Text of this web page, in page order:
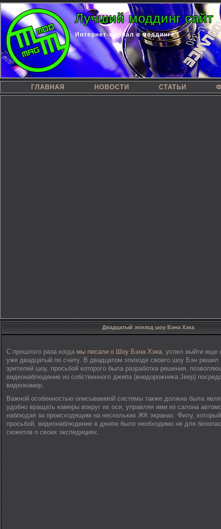
Лучший моддинг сайт
Интернет-журнал о моддинге
ГЛАВНАЯ НОВОСТИ СТАТЬИ
Двадцатый эпизод шоу Бэна Хэка
С прошлого раза когда мы писали о Шоу Бэна Хэка, успел выйти еще
уже двадцатый по счету. В двадцатом эпизоде своего шоу Бэн решил
зрителей шоу, просьбой которого была разработка решения,
видеонаблюдение из собственного джипа (внедорожника Jeep)
видеокамер.
Важной особенностью описываемой системы также должна была
удобно вращать камеры вокруг их оси, управляя ими из салона
наблюдая за происходящим на нескольких ЖК экранах. Филу,
просьбой, видеонаблюдение в джипе было необходимо не для
сюжетов о своих экспедициях.